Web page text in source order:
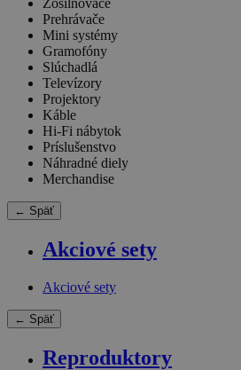
Prehrávače
Mini systémy
Gramofóny
Slúchadlá
Televízory
Projektory
Káble
Hi-Fi nábytok
Príslušenstvo
Náhradné diely
Merchandise
← Späť
Akciové sety
Akciové sety
← Späť
Reproduktory